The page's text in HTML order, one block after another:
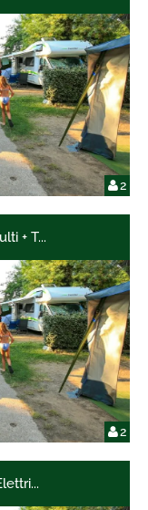
2
2
+ T...
...